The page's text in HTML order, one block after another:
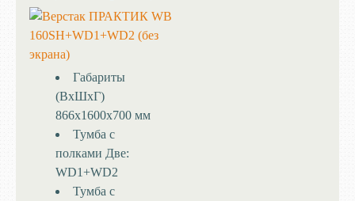
Габариты
(ВхШхГ)
866x1600x700 мм
Тумба с
полками Две:
WD1+WD2
Тумба с